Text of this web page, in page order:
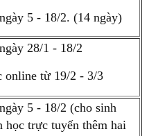
5 - 18/2. (14 ngày)
28/1 - 18/2
online từ 19/2 - 3/3
5 - 18/2 (cho sinh
học trực tuyến thêm hai